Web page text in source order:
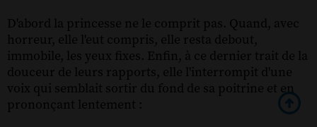
D'abord la princesse ne le comprit pas. Quand, avec
horreur, elle l'eut compris, elle resta debout,
immobile, les yeux fixes. Enfin, à ce dernier trait de la
douceur de leurs rapports, elle l'interrompit d'une
voix qui semblait sortir du fond de sa poitrine et en
prononçant lentement :